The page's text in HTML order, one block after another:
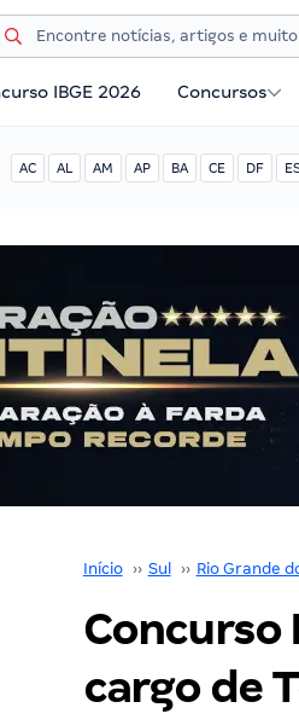
IBGE 2026 Concursos
AC AL AM AP BA CE DF
Início ›› Sul ›› Rio Grande
Concurso
cargo de